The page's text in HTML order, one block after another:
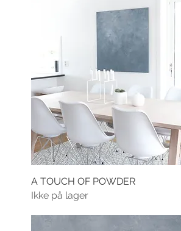
A TOUCH OF POWDER
Ikke på lager